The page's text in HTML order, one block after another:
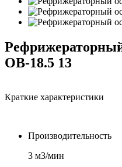
OB-18.5 13
Краткие характеристики
Производительность
3 м3/мин